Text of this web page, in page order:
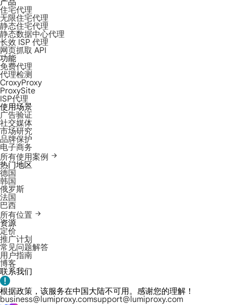
产品
住宅代理
无限住宅代理
静态住宅代理
静态数据中心代理
长效 ISP 代理
网页抓取 API
功能
免费代理
代理检测
CroxyProxy
ProxySite
ISP代理
使用场景
广告验证
社交媒体
市场研究
品牌保护
电子商务
所有使用案例
热门地区
德国
韩国
俄罗斯
法国
巴西
所有位置
资源
定价
推广计划
常见问题解答
用户指南
博客
联系我们
根据政策，该服务在中国大陆不可用。感谢您的理解！
business@lumiproxy.comsupport@lumiproxy.com